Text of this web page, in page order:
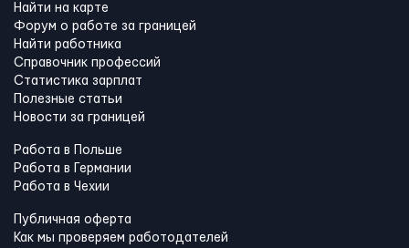
Найти на карте
Форум о работе за границей
Найти работника
Справочник профессий
Статистика зарплат
Полезные статьи
Новости за границей
Работа в Польше
Работа в Германии
Работа в Чехии
Публичная оферта
Как мы проверяем работодателей